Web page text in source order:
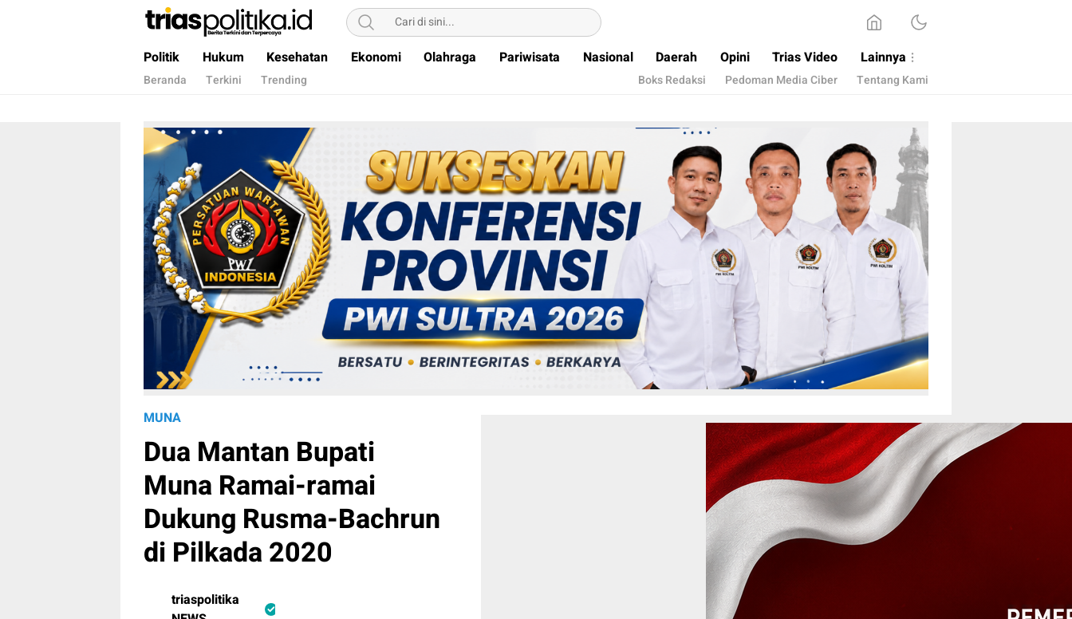
Berita Terkini & Terpercaya
Politik Hukum Kesehatan Ekonomi Olahraga Pariwisata Nasional Daerah Opini Trias Video Lainnya
Beranda Terkini Trending Boks Redaksi Pedoman Media Ciber Tentang Kami
MUNA
Dua Mantan Bupati
Muna Ramai-ramai
Dukung Rusma-Bachrun
di Pilkada 2020
triaspolitika